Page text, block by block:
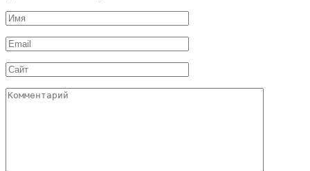
Имя
*
Email
*
Сайт
Комментарий